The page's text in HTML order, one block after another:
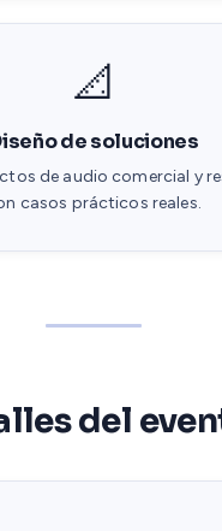
📐
de soluciones
de audio comercial y
casos prácticos reales.
del